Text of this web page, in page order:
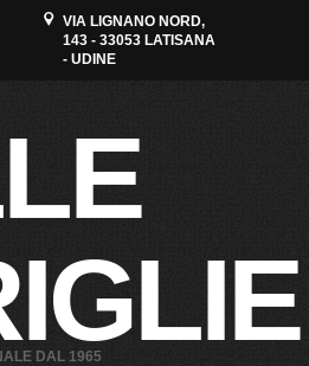
VIA LIGNANO NORD,
143 - 33053 LATISANA
- UDINE
DAL 1965